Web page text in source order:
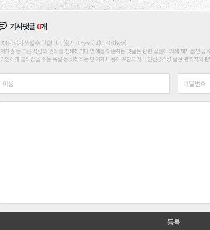
기사댓글0개
200자까지 쓰실 수 있습니다. (현재 0 byte / 최대 400byte)
저작권 등 다른 사람의 권리를 침해하거나 명예를 훼손하는 댓글은 관련 법률에 의해 제재를 받을
타인에게 불쾌감을 주는 욕설 등 비하하는 단어가 내용에 포함되거나 인신공격성 글은 관리자의